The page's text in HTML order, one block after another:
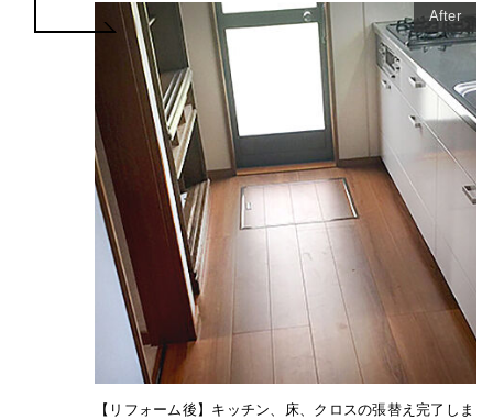
After
【リフォーム後】キッチン、床、クロスの張替え完了しま